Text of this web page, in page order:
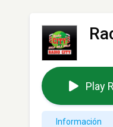
Play
Información